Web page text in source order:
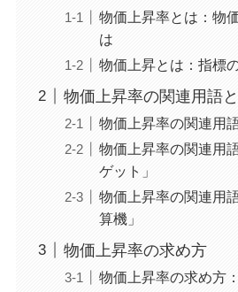
物価上昇率とは：物
は
物価上昇とは：指標
物価上昇率の関連用語
物価上昇率の関連用
物価上昇率の関連用
ゲット」
物価上昇率の関連用
算機」
物価上昇率の求め方
物価上昇率の求め方